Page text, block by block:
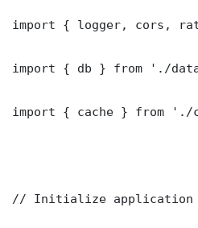
import { logger, cors,
import { db } from './
import { cache } from './
// Initialize application